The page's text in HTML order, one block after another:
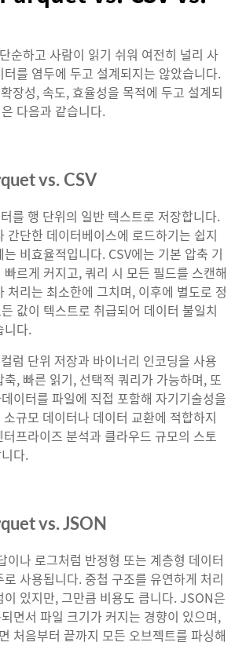
순하고 사람이 읽기 쉬워 여전히 널리 사
를 염두에 두고 설계되지는 않았습니다.
장성, 속도, 효율성을 목적에 두고 설계되
다음과 같습니다.
vs. CSV
를 행 단위의 일반 텍스트로 저장합니다.
간단한 데이터베이스에 로드하기는 쉽지
비효율적입니다. CSV에는 기본 압축 기
르게 커지고, 쿼리 시 모든 필드를 스캔해
처리는 최소한에 그치며, 이후에 별도로 정
값이 텍스트로 취급되어 데이터 불일치
니다.
럼 단위 저장과 바이너리 인코딩을 사용
, 빠른 읽기, 선택적 쿼리가 가능하며, 또
이터를 파일에 직접 포함해 자기기술성을
규모 데이터나 데이터 교환에 적합하지
프라이즈 분석과 클라우드 규모의 스토
다.
vs. JSON
나 로그처럼 반정형 또는 계층형 데이터
사용됩니다. 중첩 구조를 유연하게 처리
이 있지만, 그만큼 비용도 큽니다. JSON은
면서 파일 크기가 커지는 경향이 있으며,
처음부터 끝까지 모든 오브젝트를 파싱해